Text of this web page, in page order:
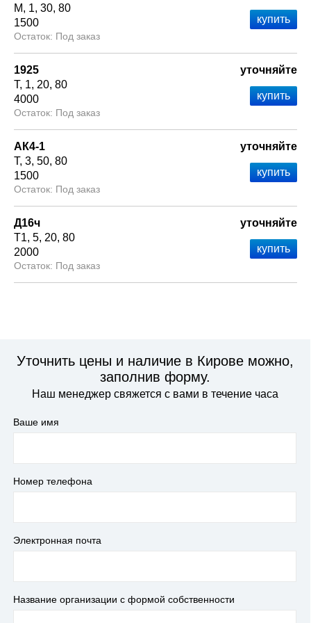
М 1 30 80
1500
Под заказ
1925
Т 1 20 80
4000
Под заказ
уточняйте
АК4-1
Т 3 50 80
1500
Под заказ
уточняйте
Д16ч
Т1 5 20 80
2000
Под заказ
уточняйте
Уточнить цены и наличие в Кирове можно,
заполнив форму.
Наш менеджер свяжется с вами в течение часа
Ваше имя
Номер телефона
Электронная почта
Название организации с формой собственности